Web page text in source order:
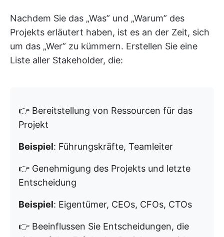
Nachdem Sie das „Was” und „Warum” des
Projekts erläutert haben, ist es an der Zeit, sich
um das „Wer” zu kümmern. Erstellen Sie eine
Liste aller Stakeholder, die:
👉 Bereitstellung von Ressourcen für das
Projekt
Beispiel: Führungskräfte, Teamleiter
👉 Genehmigung des Projekts und letzte
Entscheidung
Beispiel: Eigentümer, CEOs, CFOs, CTOs
👉 Beeinflussen Sie Entscheidungen, die